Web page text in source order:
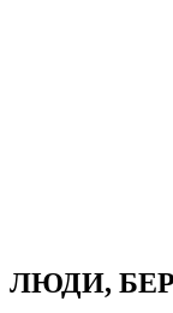
ЛЮДИ,